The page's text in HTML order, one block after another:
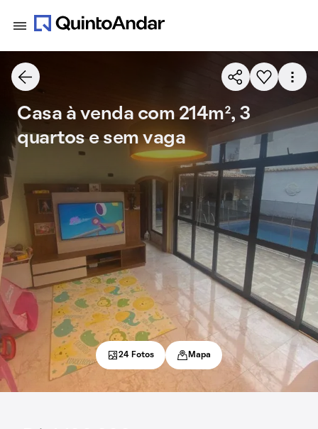
Casa à venda com 214m², 3
quartos e sem vaga
24 Fotos Mapa